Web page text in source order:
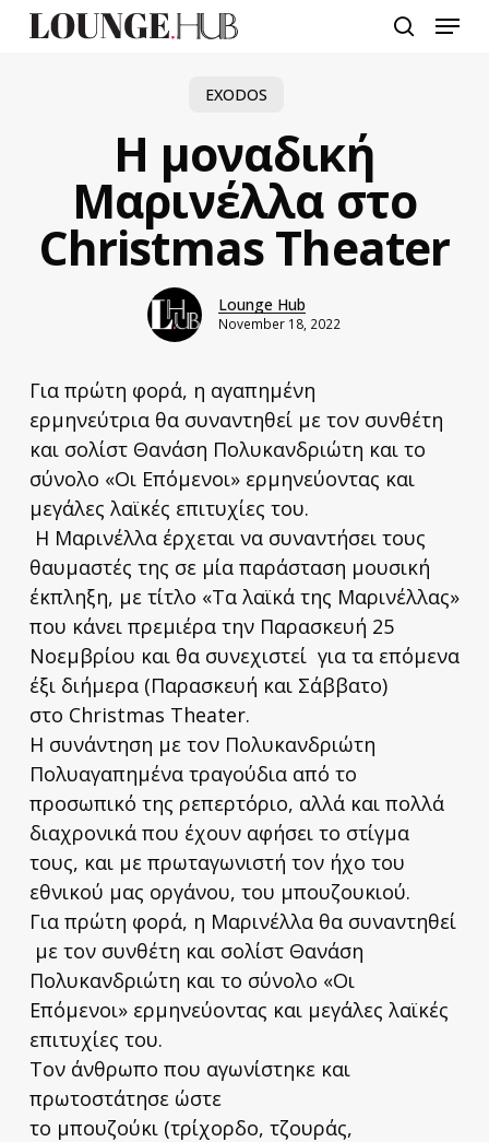
Menu
EXODOS
Η μοναδική
Μαρινέλλα στο
Christmas Theater
Lounge Hub
November 18, 2022
Για πρώτη φορά, η αγαπημένη
ερμηνεύτρια θα συναντηθεί με τον συνθέτη
και σολίστ Θανάση Πολυκανδριώτη και το
σύνολο «Οι Επόμενοι» ερμηνεύοντας και
μεγάλες λαϊκές επιτυχίες του.
Η Μαρινέλλα έρχεται να συναντήσει τους
θαυμαστές της σε μία παράσταση μουσική
έκπληξη, με τίτλο «Τα λαϊκά της Μαρινέλλας»
που κάνει πρεμιέρα την Παρασκευή 25
Νοεμβρίου και θα συνεχιστεί για τα επόμενα
έξι διήμερα (Παρασκευή και Σάββατο)
στο Christmas Theater.
Η συνάντηση με τον Πολυκανδριώτη
Πολυαγαπημένα τραγούδια από το
προσωπικό της ρεπερτόριο, αλλά και πολλά
διαχρονικά που έχουν αφήσει το στίγμα
τους, και με πρωταγωνιστή τον ήχο του
εθνικού μας οργάνου, του μπουζουκιού.
Για πρώτη φορά, η Μαρινέλλα θα συναντηθεί
με τον συνθέτη και σολίστ Θανάση
Πολυκανδριώτη και το σύνολο «Οι
Επόμενοι» ερμηνεύοντας και μεγάλες λαϊκές
επιτυχίες του.
Τον άνθρωπο που αγωνίστηκε και
πρωτοστάτησε ώστε
το μπουζούκι (τρίχορδο, τζουράς,